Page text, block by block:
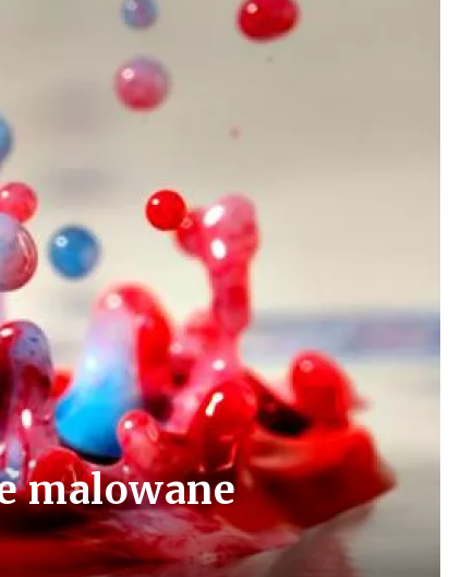
malowane